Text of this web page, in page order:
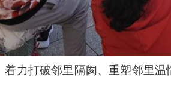
着力打破邻里隔阂、重塑邻里